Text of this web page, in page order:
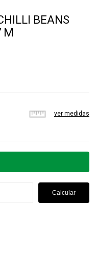
BEANS
M
ver medidas
Calcular